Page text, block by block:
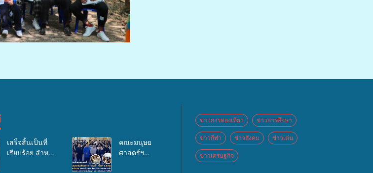
เสร็จสิ้นเป็นที่
เรียบร้อย สำหรับ
คณะมนุษย
ศาสตร์ฯ
ข่าวการท่องเที่ยว ข่าวการศึกษา
ข่าวกีฬา ข่าวสังคม ข่าวเด่น
ข่าวเศรษฐกิจ